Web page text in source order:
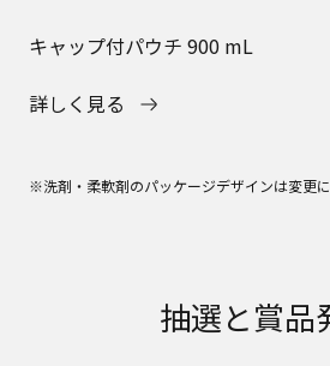
キャップ付パウチ 900 mL
詳しく見る
※洗剤・柔軟剤のパッケージデザインは変更
抽選と賞品